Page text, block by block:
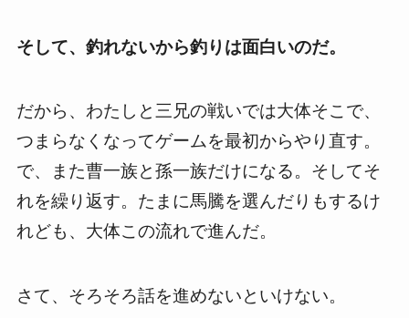
そして、釣れないから釣りは面白いのだ。
だから、わたしと三兄の戦いでは大体そこで、
つまらなくなってゲームを最初からやり直す。
で、また曹一族と孫一族だけになる。そしてそ
れを繰り返す。たまに馬騰を選んだりもするけ
れども、大体この流れで進んだ。
さて、そろそろ話を進めないといけない。